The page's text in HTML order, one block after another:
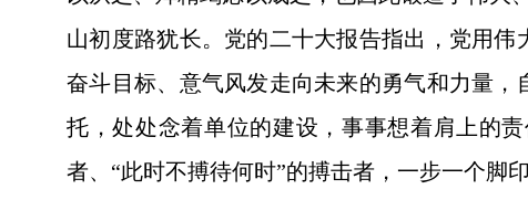
山初度路犹长。党的二十大报告指出，党用
奋斗目标、意气风发走向未来的勇气和力量
托，处处念着单位的建设，事事想着肩上的
者、“此时不搏待何时”的搏击者，一步一个脚